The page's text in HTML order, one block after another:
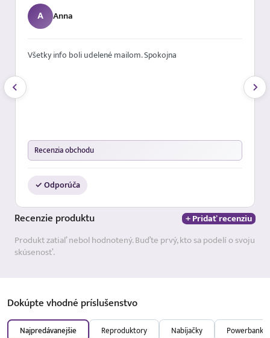
A Anna
Všetky info boli udelené mailom. Spokojna
Recenzia obchodu
✓ Odporúča
Recenzie produktu
+ Pridať recenziu
Produkt zatiaľ nebol hodnotený. Buďte prvý, kto sa podelí o svoju
skúsenosť.
Dokúpte vhodné príslušenstvo
Najpredávanejšie Reproduktory Nabíjačky Powerbanky